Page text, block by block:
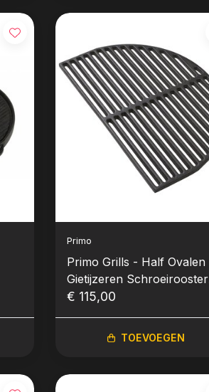
Primo
Primo Grills - Half Ovalen
Gietijzeren Schroeirooster
(Oval Large 300)
€ 115,00
TOEVOEGEN